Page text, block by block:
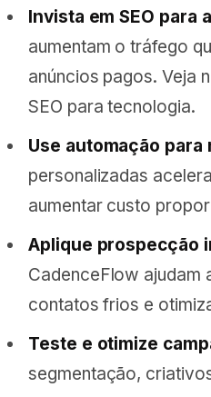
Invista em SEO para
aumentam o tráfego
anúncios pagos. Veja
SEO para tecnologia.
Use automação para
personalizadas
aumentar custo
Aplique prospecção
CadenceFlow ajudam
contatos frios e
Teste e otimize
segmentação,